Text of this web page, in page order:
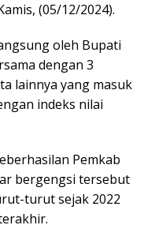
(05/12/2024).
oleh Bupati
dengan 3
lainnya yang masuk
indeks nilai
Pemkab
bergengsi tersebut
turut sejak 2022